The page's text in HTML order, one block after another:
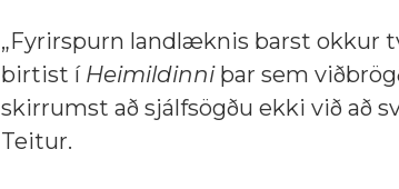
„Fyrirspurn landlæknis barst okkur
birtist í Heimildinniþar sem
skirrumst að sjálfsögðu ekki við að
Teitur.